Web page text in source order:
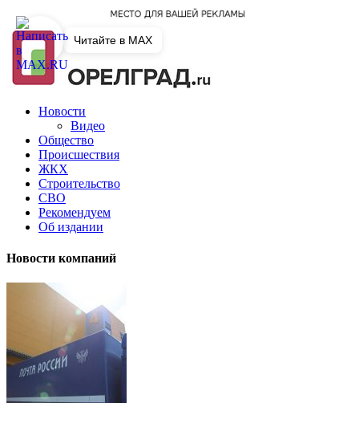
Новости
Видео
Общество
Происшествия
ЖКХ
Строительство
СВО
Рекомендуем
Об издании
Новости компаний
Читайте в MAX